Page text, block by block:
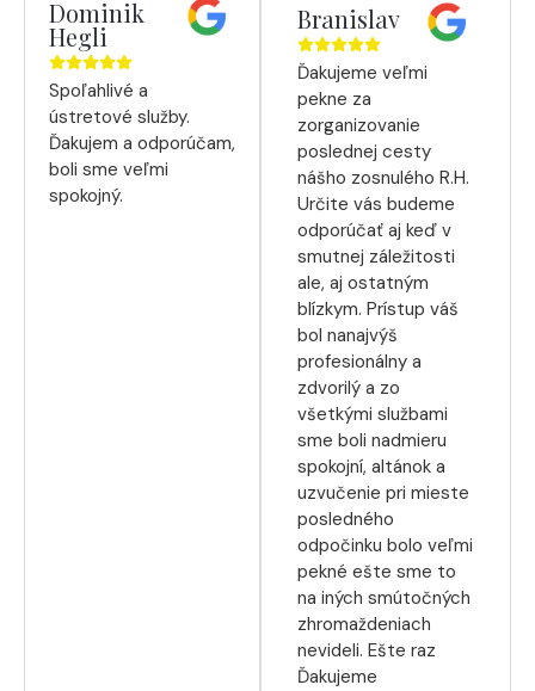
Dominik
Hegli
Spoľahlivé a
ústretové služby.
Ďakujem a odporúčam,
boli sme veľmi
spokojný.
Branislav
Ďakujeme veľmi
pekne za
zorganizovanie
poslednej cesty
nášho zosnulého R.H.
Určite vás budeme
odporúčať aj keď v
smutnej záležitosti
ale, aj ostatným
blízkym. Prístup váš
bol nanajvýš
profesionálny a
zdvorilý a zo
všetkými službami
sme boli nadmieru
spokojní, altánok a
uzvučenie pri mieste
posledného
odpočinku bolo veľmi
pekné ešte sme to
na iných smútočných
zhromaždeniach
nevideli. Ešte raz
Ďakujeme